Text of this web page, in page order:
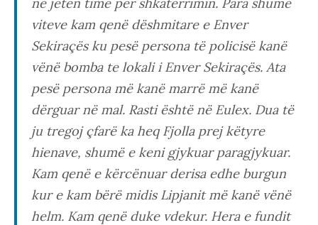
viteve kam qenë dëshmitare e Enver
Sekiraçës ku pesë persona të policisë kanë
vënë bomba te lokali i Enver Sekiraçës. Ata
pesë persona më kanë marrë më kanë
dërguar në mal. Rasti është në Eulex. Dua të
ju tregoj çfarë ka heq Fjolla prej këtyre
hienave, shumë e keni gjykuar paragjykuar.
Kam qenë e kërcënuar derisa edhe burgun
kur e kam bërë midis Lipjanit më kanë vënë
helm. Kam qenë duke vdekur. Hera e fundit